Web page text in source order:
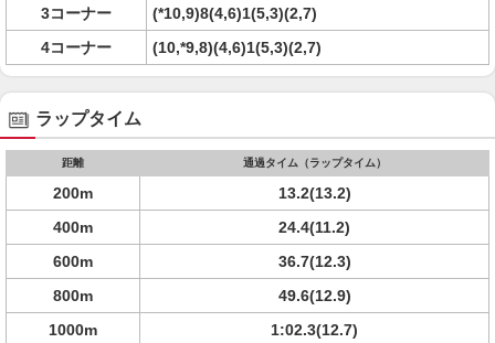
3コーナー
(*10,9)8(4,6)1(5,3)(2,7)
4コーナー
(10,*9,8)(4,6)1(5,3)(2,7)
ラップタイム
距離 通過タイム（ラップタイム）
200m
13.2(13.2)
400m
24.4(11.2)
600m
36.7(12.3)
800m
49.6(12.9)
1000m
1:02.3(12.7)